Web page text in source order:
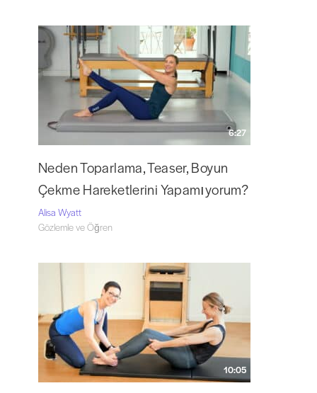
6:27
Neden Toparlama, Teaser, Boyun
Çekme Hareketlerini Yapamıyorum?
Alisa Wyatt
Gözlemle ve Öğren
10:05